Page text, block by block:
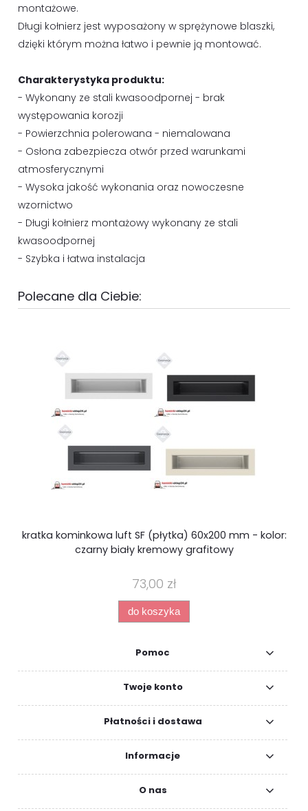
montażowe.
Długi kołnierz jest wyposażony w sprężynowe blaszki,
dzięki którym można łatwo i pewnie ją montować.
Charakterystyka produktu:
- Wykonany ze stali kwasoodpornej - brak
występowania korozji
- Powierzchnia polerowana - niemalowana
- Osłona zabezpiecza otwór przed warunkami
atmosferycznymi
- Wysoka jakość wykonania oraz nowoczesne
wzornictwo
- Długi kołnierz montażowy wykonany ze stali
kwasoodpornej
- Szybka i łatwa instalacja
Polecane dla Ciebie:
kratka kominkowa luft SF (płytka) 60x200 mm - kolor:
czarny biały kremowy grafitowy
73,00 zł
do koszyka
Pomoc
Twoje konto
Płatności i dostawa
Informacje
O nas